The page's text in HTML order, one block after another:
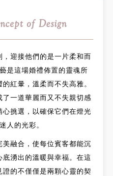
of Design
迎接他們的是一片柔和而
是這場婚禮佈置的靈魂所
紅暈，溫柔而不失高雅。
一道華麗而又不失親切感
挑選，以確保它們在燈光
人的光彩。
融合，使每位賓客都能沉
湧出的溫暖與幸福。在這
的不僅僅是兩顆心靈的契